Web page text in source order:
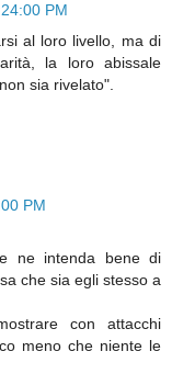
PM
al loro livello, ma di
la loro abissale
sia rivelato".
PM
ne intenda bene di
che sia egli stesso a
con attacchi
meno che niente le